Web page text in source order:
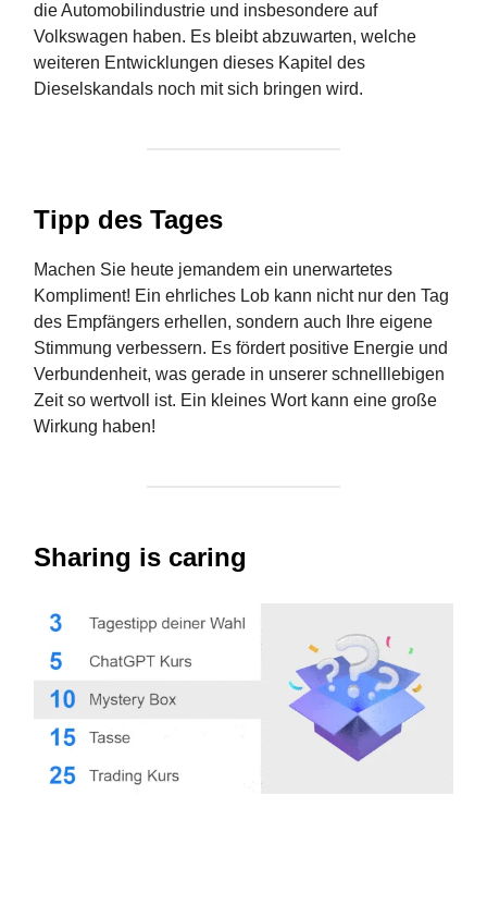
die Automobilindustrie und insbesondere auf
Volkswagen haben. Es bleibt abzuwarten, welche
weiteren Entwicklungen dieses Kapitel des
Dieselskandals noch mit sich bringen wird.
Tipp des Tages
Machen Sie heute jemandem ein unerwartetes
Kompliment! Ein ehrliches Lob kann nicht nur den Tag
des Empfängers erhellen, sondern auch Ihre eigene
Stimmung verbessern. Es fördert positive Energie und
Verbundenheit, was gerade in unserer schnelllebigen
Zeit so wertvoll ist. Ein kleines Wort kann eine große
Wirkung haben!
Sharing is caring